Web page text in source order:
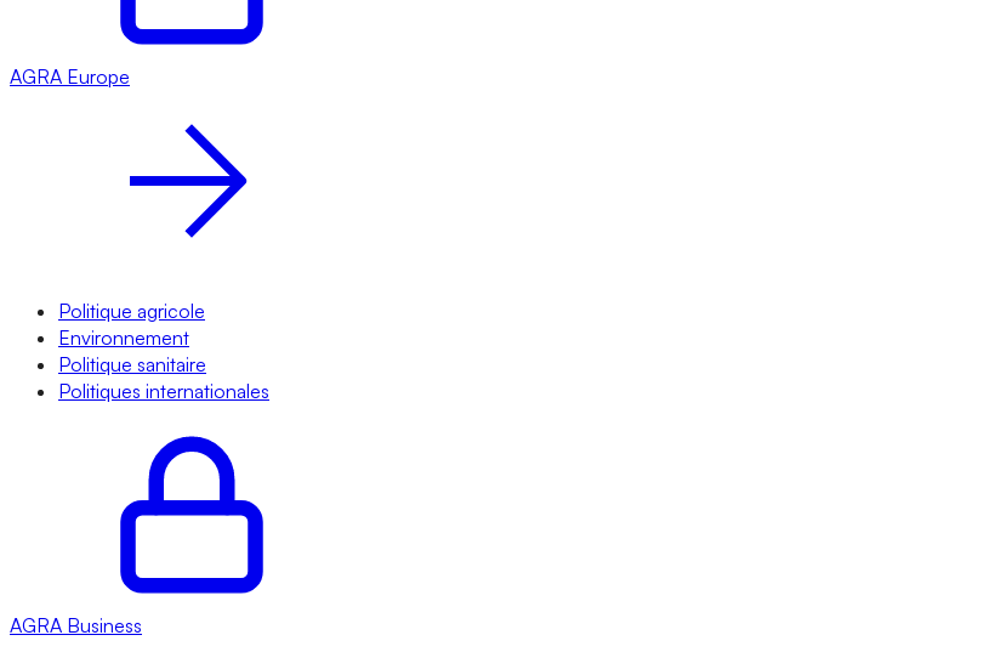
AGRA Europe
Politique agricole
Environnement
Politique sanitaire
Politiques internationales
AGRA Business